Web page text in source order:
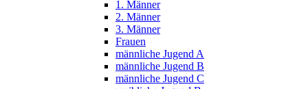
1. Männer
2. Männer
3. Männer
Frauen
männliche Jugend A
männliche Jugend B
männliche Jugend C